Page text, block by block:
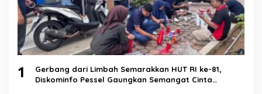
1
Gerbang dari Limbah Semarakkan HUT RI ke-81,
Diskominfo Pessel Gaungkan Semangat Cinta